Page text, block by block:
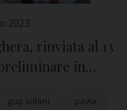
2023
rinviata al 13
in
gup villani pavia